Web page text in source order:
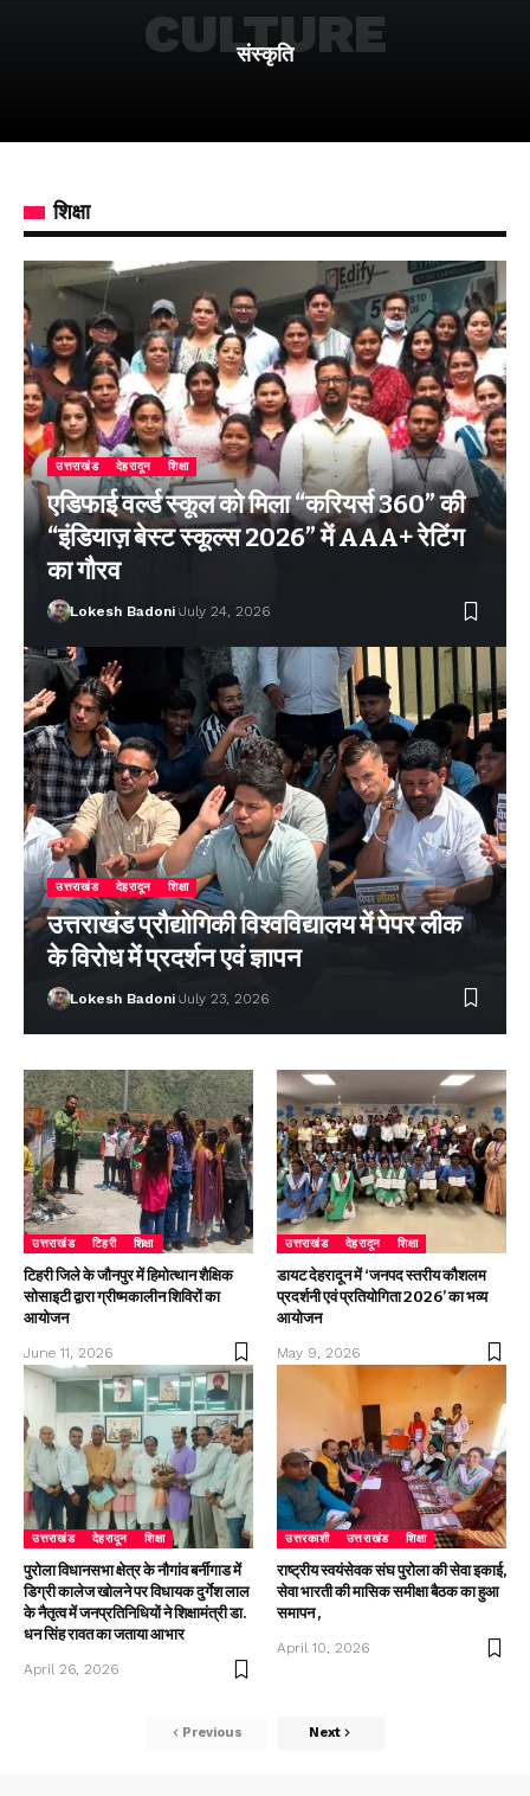
संस्कृति
CULTURE
शिक्षा
उत्तराखंड देहरादून शिक्षा
एडिफाई वर्ल्ड स्कूल को मिला “करियर्स 360” की
“इंडियाज़ बेस्ट स्कूल्स 2026” में AAA+ रेटिंग
का गौरव
Lokesh Badoni July 24, 2026
उत्तराखंड देहरादून शिक्षा
उत्तराखंड प्रौद्योगिकी विश्वविद्यालय में पेपर लीक
के विरोध में प्रदर्शन एवं ज्ञापन
Lokesh Badoni July 23, 2026
उत्तराखंड टिहरी शिक्षा
टिहरी जिले के जौनपुर में हिमोत्थान शैक्षिक
सोसाइटी द्वारा ग्रीष्मकालीन शिविरों का
आयोजन
June 11, 2026
उत्तराखंड देहरादून शिक्षा
डायट देहरादून में ‘जनपद स्तरीय कौशलम
प्रदर्शनी एवं प्रतियोगिता 2026’ का भव्य
आयोजन
May 9, 2026
उत्तराखंड देहरादून शिक्षा
पुरोला विधानसभा क्षेत्र के नौगांव बर्नीगाड में
डिग्री कालेज खोलने पर विधायक दुर्गेश लाल
के नैतृत्व में जनप्रतिनिधियों ने शिक्षामंत्री डा.
धन सिंह रावत का जताया आभार
April 26, 2026
उत्तरकाशी उत्तराखंड शिक्षा
राष्ट्रीय स्वयंसेवक संघ पुरोला की सेवा इकाई,
सेवा भारती की मासिक समीक्षा बैठक का हुआ
समापन ,
April 10, 2026
Previous Next